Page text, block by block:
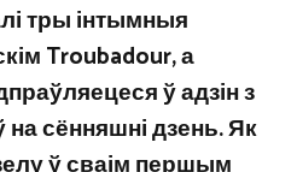
тры інтымныя
Troubadour, а
ў адзін з
на сённяшні дзень. Як